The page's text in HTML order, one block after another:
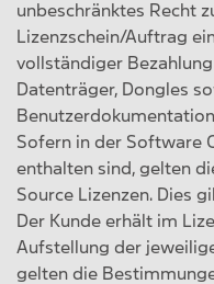
unbeschränktes Recht
Lizenzschein/Auftrag
vollständiger
Datenträger, Dongles
Sofern in der Software
enthalten sind, gelten
Source Lizenzen. Dies
Der Kunde erhält im
Aufstellung der
gelten die